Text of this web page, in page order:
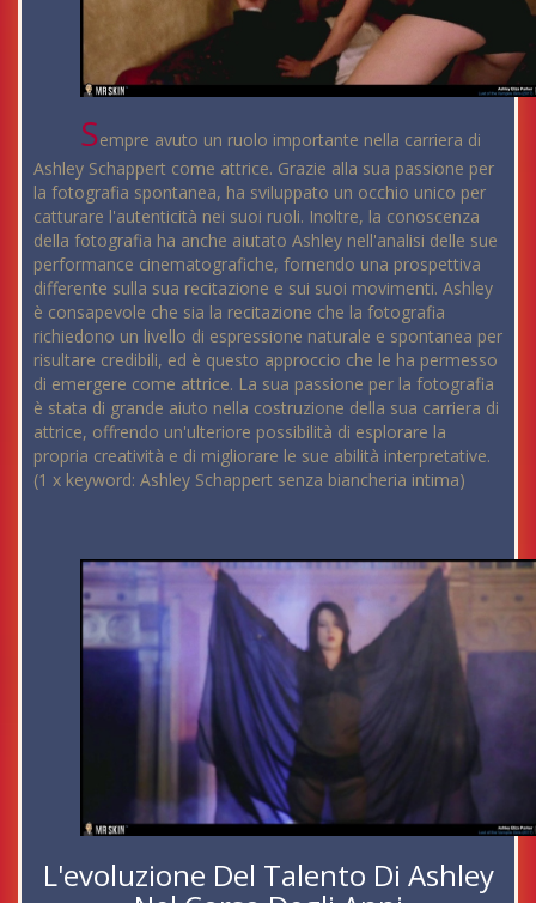
Sempre avuto un ruolo importante nella carriera di
Ashley Schappert come attrice. Grazie alla sua passione per
la fotografia spontanea, ha sviluppato un occhio unico per
catturare l'autenticità nei suoi ruoli. Inoltre, la conoscenza
della fotografia ha anche aiutato Ashley nell'analisi delle sue
performance cinematografiche, fornendo una prospettiva
differente sulla sua recitazione e sui suoi movimenti. Ashley
è consapevole che sia la recitazione che la fotografia
richiedono un livello di espressione naturale e spontanea per
risultare credibili, ed è questo approccio che le ha permesso
di emergere come attrice. La sua passione per la fotografia
è stata di grande aiuto nella costruzione della sua carriera di
attrice, offrendo un'ulteriore possibilità di esplorare la
propria creatività e di migliorare le sue abilità interpretative.
(1 x keyword: Ashley Schappert senza biancheria intima)
L'evoluzione Del Talento Di Ashley